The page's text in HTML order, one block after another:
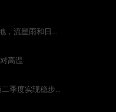
，流星雨和日...
高温
季度实现稳步...